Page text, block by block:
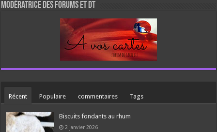
Modératrice des forums et DT
Récent Populaire commentaires Tags
Biscuits fondants au rhum
2 janvier 2026